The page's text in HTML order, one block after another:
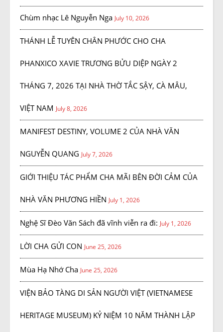
Chùm nhạc Lê Nguyễn Nga July 10, 2026
THÁNH LỄ TUYÊN CHÂN PHƯỚC CHO CHA
PHANXICO XAVIE TRƯƠNG BỬU DIỆP NGÀY 2
THÁNG 7, 2026 TẠI NHÀ THỜ TẮC SẬY, CÀ MÂU,
VIỆT NAM July 8, 2026
MANIFEST DESTINY, VOLUME 2 CỦA NHÀ VĂN
NGUYỄN QUANG July 7, 2026
GIỚI THIỆU TÁC PHẨM CHA MÃI BÊN ĐỜI CẢM CỦA
NHÀ VĂN PHƯƠNG HIỀN July 1, 2026
Nghệ Sĩ Đèo Văn Sách đã vĩnh viễn ra đi: July 1, 2026
LỜI CHA GỬI CON June 25, 2026
Mùa Hạ Nhớ Cha June 25, 2026
VIỆN BẢO TÀNG DI SẢN NGƯỜI VIỆT (VIETNAMESE
HERITAGE MUSEUM) KỶ NIỆM 10 NĂM THÀNH LẬP